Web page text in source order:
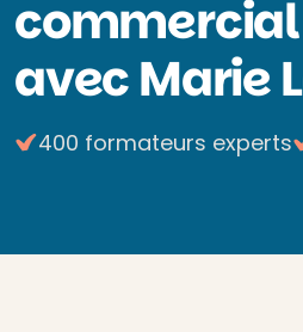
commercial
avec Marie
400 formateurs experts